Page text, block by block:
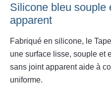
Silicone bleu souple
apparent
Fabriqué en silicone, le
une surface lisse, souple et
sans joint apparent aide à
uniforme.